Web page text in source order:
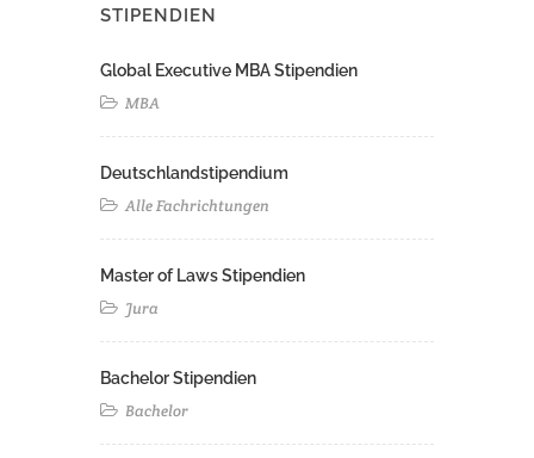
STIPENDIEN
Global Executive MBA Stipendien
MBA
Deutschlandstipendium
Alle Fachrichtungen
Master of Laws Stipendien
Jura
Bachelor Stipendien
Bachelor